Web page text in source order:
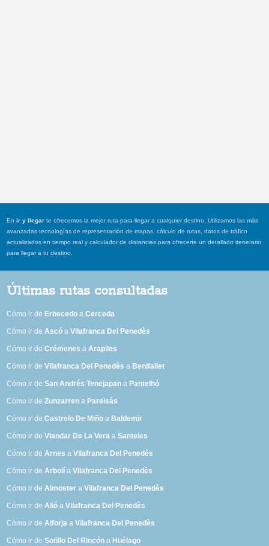
Enir y llegar te ofrecemos la mejor ruta para llegar a cualquier destino. Utilizamos las más
avanzadas tecnologías de representación de mapas, cálculo de rutas, datos de tráfico
actualizados en tiempo real y calculador de distancias para ofrecerte un detallado itenerario
para llegar a tu destino.
Últimas rutas consultadas
Cómo ir de Erbecedo aCerceda
Cómo ir deAscó aVilafranca Del Penedès
Cómo ir deCrémenes aArapiles
Cómo ir deVilafranca Del Penedès a Benifallet
Cómo ir deSan Andrés Tenejapan a Pantelhó
Cómo ir deZunzarren a Pareisás
Cómo ir deCastrelo De Miño a Baldemir
Cómo ir deViandar De La Vera aSanteles
Cómo ir deArnes aVilafranca Del Penedès
Cómo ir deArbolí aVilafranca Del Penedès
Cómo ir deAlmoster aVilafranca Del Penedès
Cómo ir deAlió aVilafranca Del Penedès
Cómo ir deAlforja aVilafranca Del Penedès
Cómo ir deSotillo Del Rincón a Huélago